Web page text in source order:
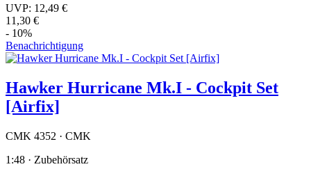
UVP: 12,49 €
11,30 €
- 10%
Benachrichtigung
Hawker Hurricane Mk.I - Cockpit Set
[Airfix]
CMK 4352 · CMK
1:48 · Zubehörsatz